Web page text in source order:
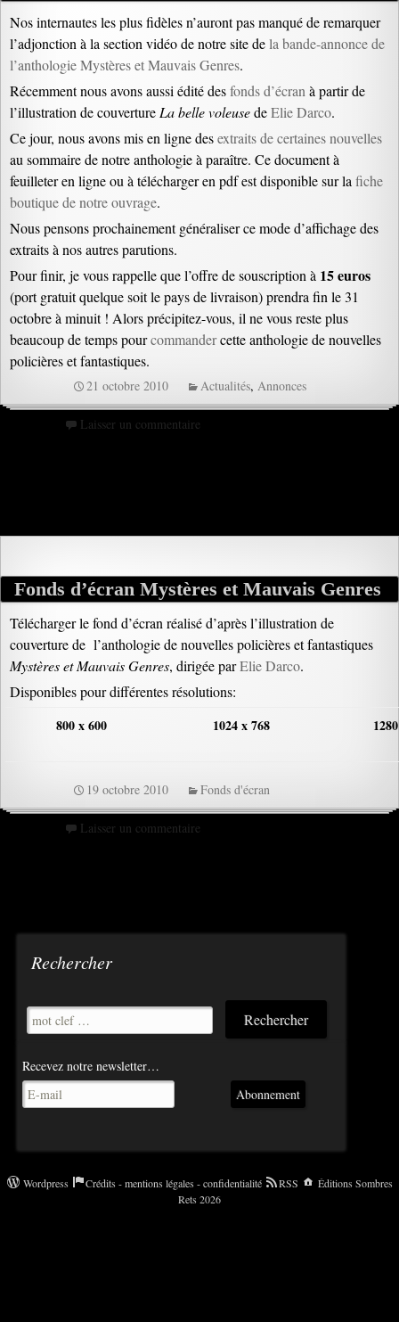
Nos internautes les plus fidèles n’auront pas manqué de remarquer
l’adjonction à la section vidéo de notre site dela bande-annonce de
l’anthologie Mystères et Mauvais Genres.
Récemment nous avons aussi édité desfonds d’écran à partir de
l’illustration de couverture La belle voleusedeElie Darco.
Ce jour, nous avons mis en ligne desextraits de certaines nouvelles
au sommaire de notre anthologie à paraître. Ce document à
feuilleter en ligne ou à télécharger en pdf est disponible sur la fiche
boutique de notre ouvrage.
Nous pensons prochainement généraliser ce mode d’affichage des
extraits à nos autres parutions.
Pour finir, je vous rappelle que l’offre de souscription à 15 euros
(port gratuit quelque soit le pays de livraison) prendra fin le 31
octobre à minuit ! Alors précipitez-vous, il ne vous reste plus
beaucoup de temps pourcommandercette anthologie de nouvelles
policières et fantastiques.
21 octobre 2010 Actualités,Annonces
Laisser un commentaire
Fonds d’écran Mystères et Mauvais Genres
Télécharger le fond d’écran réalisé d’après l’illustration de
couverture de l’anthologie de nouvelles policières et fantastiques
Mystères et Mauvais Genres, dirigée parElie Darco.
Disponibles pour différentes résolutions:
800 x 600
1024 x 768
19 octobre 2010 Fonds d'écran
Laisser un commentaire
Rechercher
Recevez notre newsletter…
Abonnement
Wordpress Crédits - mentions légales - confidentialité RSS
Éditions Sombres
Rets 2026